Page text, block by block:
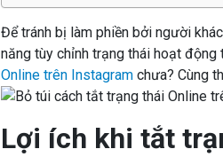
Để tránh bị làm phiền bởi người
năng tùy chỉnh trạng thái hoạt
Online trên Instagramchưa? Cùng
Lợi ích khi tắt